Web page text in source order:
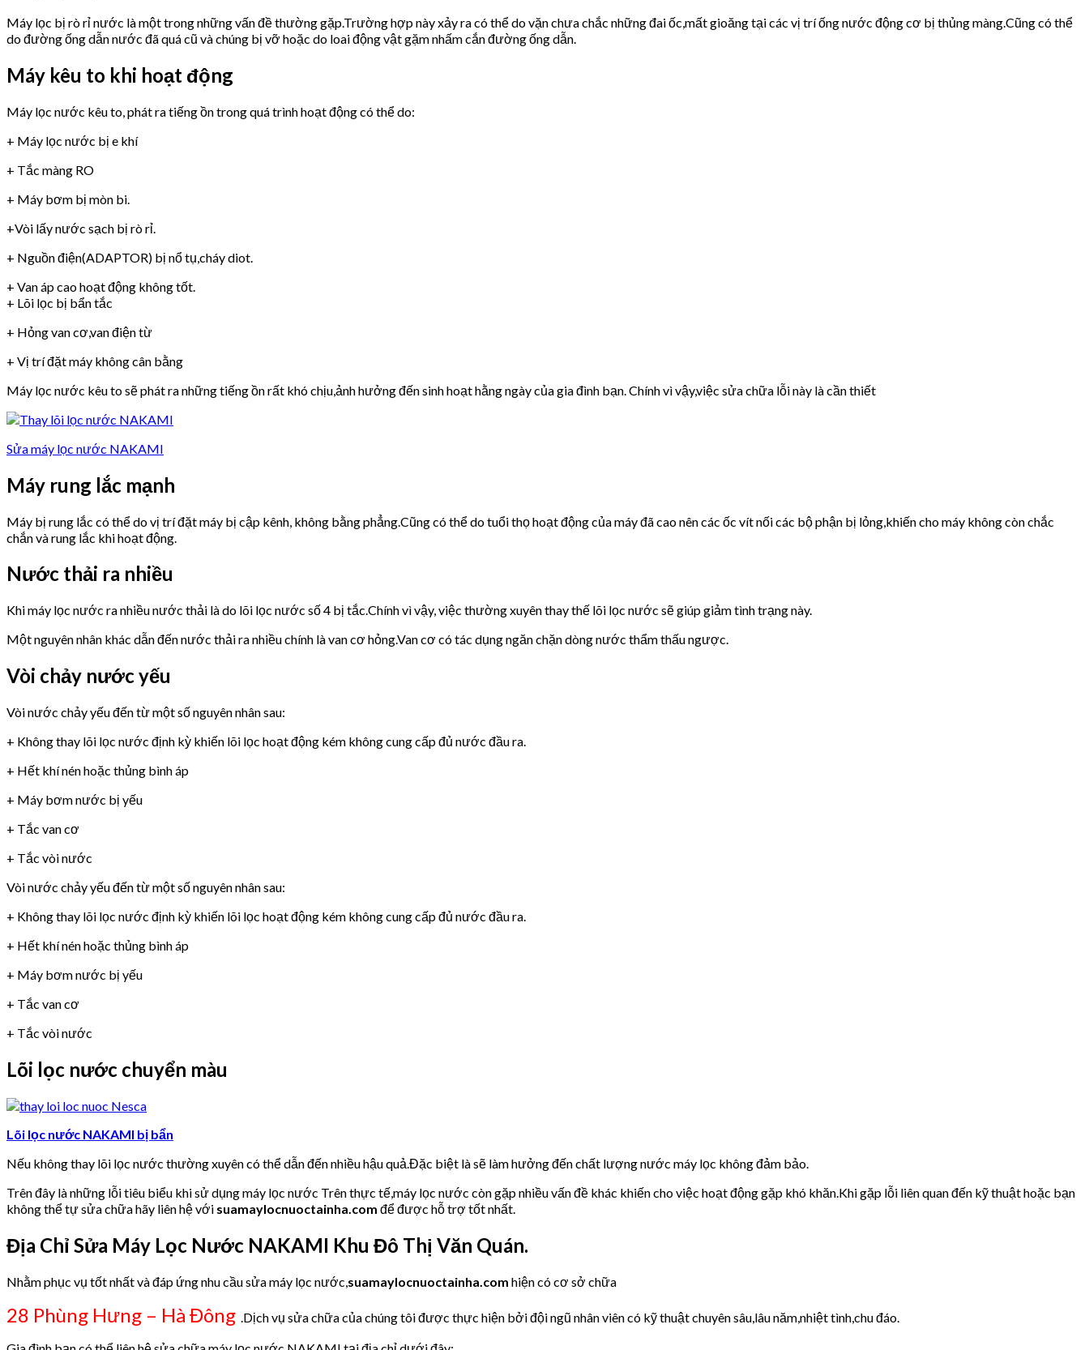
Máy lọc bị rò rỉ nước là một trong những vấn đề thường gặp.Trường hợp này xảy ra có thể do vặn chưa chắc những đai ốc,mất gioăng tại các vị trí ống nước động cơ bị thủng màng.Cũng có thể
do đường ống dẫn nước đã quá cũ và chúng bị vỡ hoặc do loai động vật gặm nhấm cắn đường ống dẫn.
Máy kêu to khi hoạt động
Máy lọc nước kêu to, phát ra tiếng ồn trong quá trình hoạt động có thể do:
+ Máy lọc nước bị e khí
+ Tắc màng RO
+ Máy bơm bị mòn bi.
+Vòi lấy nước sạch bị rò rỉ.
+ Nguồn điện(ADAPTOR) bị nổ tụ,cháy diot.
+ Van áp cao hoạt động không tốt.
+ Lõi lọc bị bẩn tắc
+ Hỏng van cơ,van điện từ
+ Vị trí đặt máy không cân bằng
Máy lọc nước kêu to sẽ phát ra những tiếng ồn rất khó chịu,ảnh hưởng đến sinh hoạt hằng ngày của gia đình bạn. Chính vì vậy,việc sửa chữa lỗi này là cần thiết
Sửa máy lọc nước NAKAMI
Máy rung lắc mạnh
Máy bị rung lắc có thể do vị trí đặt máy bị cập kênh, không bằng phẳng.Cũng có thể do tuổi thọ hoạt động của máy đã cao nên các ốc vít nối các bộ phận bị lỏng,khiến cho máy không còn chắc
chắn và rung lắc khi hoạt động.
Nước thải ra nhiều
Khi máy lọc nước ra nhiều nước thải là do lõi lọc nước số 4 bị tắc.Chính vì vậy, việc thường xuyên thay thế lõi lọc nước sẽ giúp giảm tình trạng này.
Một nguyên nhân khác dẫn đến nước thải ra nhiều chính là van cơ hỏng.Van cơ có tác dụng ngăn chặn dòng nước thẩm thấu ngược.
Vòi chảy nước yếu
Vòi nước chảy yếu đến từ một số nguyên nhân sau:
+ Không thay lõi lọc nước định kỳ khiến lõi lọc hoạt động kém không cung cấp đủ nước đầu ra.
+ Hết khí nén hoặc thủng bình áp
+ Máy bơm nước bị yếu
+ Tắc van cơ
+ Tắc vòi nước
Vòi nước chảy yếu đến từ một số nguyên nhân sau:
+ Không thay lõi lọc nước định kỳ khiến lõi lọc hoạt động kém không cung cấp đủ nước đầu ra.
+ Hết khí nén hoặc thủng bình áp
+ Máy bơm nước bị yếu
+ Tắc van cơ
+ Tắc vòi nước
Lõi lọc nước chuyển màu
Lõi lọc nước NAKAMI bị bẩn
Nếu không thay lõi lọc nước thường xuyên có thể dẫn đến nhiều hậu quả.Đặc biệt là sẽ làm hưởng đến chất lượng nước máy lọc không đảm bảo.
Trên đây là những lỗi tiêu biểu khi sử dụng máy lọc nước Trên thực tế,máy lọc nước còn gặp nhiều vấn đề khác khiến cho việc hoạt động gặp khó khăn.Khi gặp lỗi liên quan đến kỹ thuật hoặc bạn
không thể tự sửa chữa hãy liên hệ với suamaylocnuoctainha.com để được hỗ trợ tốt nhất.
Địa Chỉ Sửa Máy Lọc Nước NAKAMI Khu Đô Thị Văn Quán.
Nhằm phục vụ tốt nhất và đáp ứng nhu cầu sửa máy lọc nước, suamaylocnuoctainha.com hiện có cơ sở chữa
28 Phùng Hưng – Hà Đông .Dịch vụ sửa chữa của chúng tôi được thực hiện bởi đội ngũ nhân viên có kỹ thuật chuyên sâu,lâu năm,nhiệt tình,chu đáo.